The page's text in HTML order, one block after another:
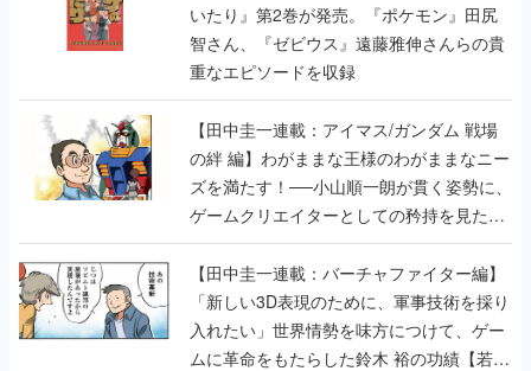
いたり』第2巻が発売。『ポケモン』田尻
智さん、『ゼビウス』遠藤雅伸さんらの貴
重なエピソードを収録
【田中圭一連載：アイマス/ガンダム 戦場
の絆 編】わがままな王様のわがままなニー
ズを満たす！──小山順一朗が貫く姿勢に、
ゲームクリエイターとしての矜持を見た
【若ゲのいたり最終回】
【田中圭一連載：バーチャファイター編】
「新しい3D表現のために、軍事技術を採り
入れたい」世界情勢を味方につけて、ゲー
ムに革命をもたらした鈴木 裕の功績【若ゲ